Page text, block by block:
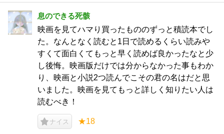
息のできる死骸
映画を見てハマり買ったもののずっと積読本でし
た。なんとなく読むと1日で読めるくらい読みや
すくて面白くてもっと早く読めば良かったなと少
し後悔。映画版だけでは分からなかった事もわか
り、映画と小説2つ読んでこその君の名はだと思
いました。映画を見てもっと詳しく知りたい人は
読むべき！
ナイス ★18